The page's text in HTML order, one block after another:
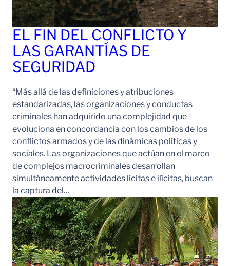
EL FIN DEL CONFLICTO Y
LAS GARANTÍAS DE
SEGURIDAD
“Más allá de las definiciones y atribuciones
estandarizadas, las organizaciones y conductas
criminales han adquirido una complejidad que
evoluciona en concordancia con los cambios de los
conflictos armados y de las dinámicas políticas y
sociales. Las organizaciones que actúan en el marco
de complejos macrocriminales desarrollan
simultáneamente actividades lícitas e ilícitas, buscan
la captura del…